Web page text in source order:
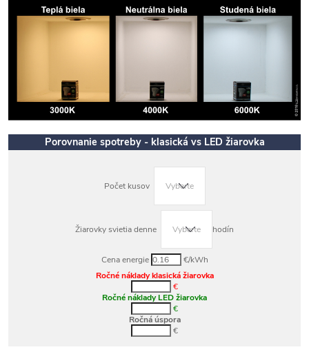
Porovnanie spotreby - klasická vs LED žiarovka
Počet kusov
Žiarovky svietia denne hodín
Cena energie
€/kWh
Ročné náklady klasická žiarovka
€
Ročné náklady LED žiarovka
€
Ročná úspora
€